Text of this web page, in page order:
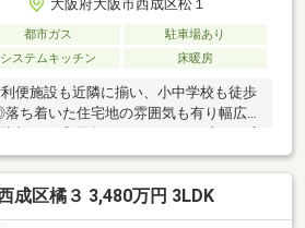
大阪府大阪市西成区松１
都市ガス
駐車場あり
システムキッチン 床暖房
便施設も近隣に揃い、小中学校も徒歩
ち着いた住宅地の雰囲気も有り幅広い
納スペースとしてはもちろん居室とし
二面採光で陽当たりもよく生活スタイ
使えるつくり 居室には収納完備！シン
対応できます。屋根付きのゆとりある
成区橘３ 3,480万円 3LDK